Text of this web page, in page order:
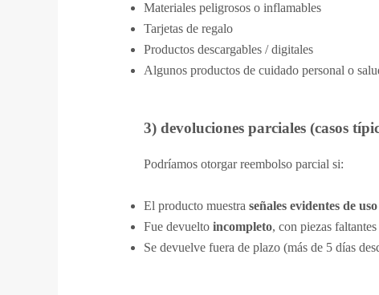
Materiales peligrosos o inflamables
Tarjetas de regalo
Productos descargables / digitales
Algunos productos de cuidado personal o
3) devoluciones parciales (casos
Podríamos otorgar reembolso parcial si:
El producto muestra señales evidentes de uso
Fue devuelto incompleto, con piezas faltantes
Se devuelve fuera de plazo (más de 5 días